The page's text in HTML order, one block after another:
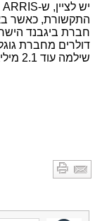
יש לציין, ש-ARRIS
שילמה עוד 2.1 מיליארד דולרים על חברת פייס הבריטית.